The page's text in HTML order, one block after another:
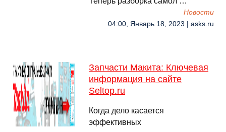
Новости
04:00, Январь 18, 2023 | asks.ru
Запчасти Макита: Ключевая
информация на сайте
Seltop.ru
Когда дело касается
эффективных